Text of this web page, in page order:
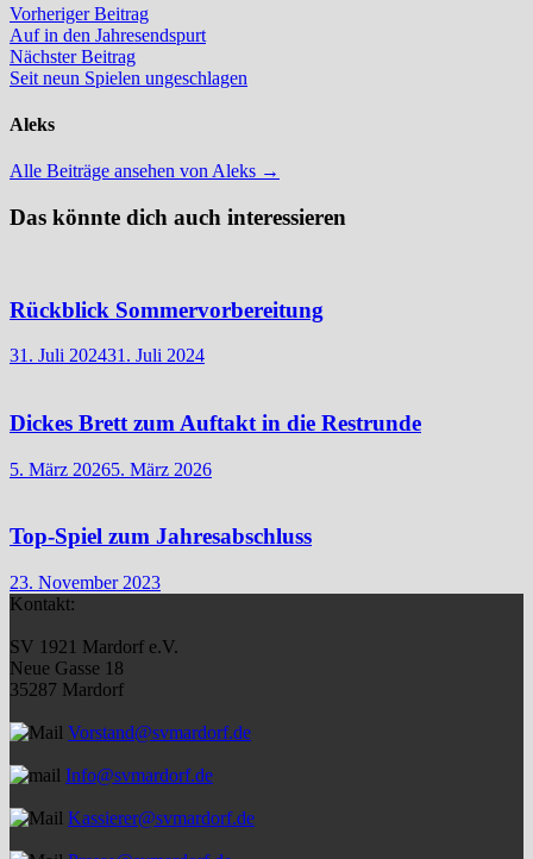
Beitragsnavigation
Vorheriger BeitragVorheriger
Beitrag:
Auf in den Jahresendspurt
Nächster BeitragNächster
Beitrag:
Seit neun Spielen ungeschlagen
Aleks
Alle Beiträge ansehen von Aleks →
Das könnte dich auch interessieren
Rückblick Sommervorbereitung
31. Juli 202431. Juli 2024
Dickes Brett zum Auftakt in die Restrunde
5. März 20265. März 2026
Top-Spiel zum Jahresabschluss
23. November 2023
Kontakt:
SV 1921 Mardorf e.V.
Neue Gasse 18
35287 Mardorf
Vorstand@svmardorf.de
Info@svmardorf.de
Kassierer@svmardorf.de